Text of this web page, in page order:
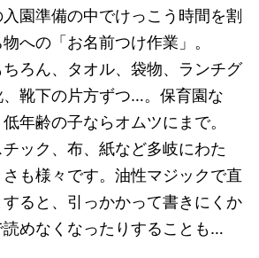
園準備の中でけっこう時間を割
への「お名前つけ作業」。
ろん、タオル、袋物、ランチグ
、靴下の片方ずつ…。保育園な
年齢の子ならオムツにまで。
ック、布、紙など多岐にわた
も様々です。油性マジックで直
ると、引っかかって書きにくか
めなくなったりすることも…